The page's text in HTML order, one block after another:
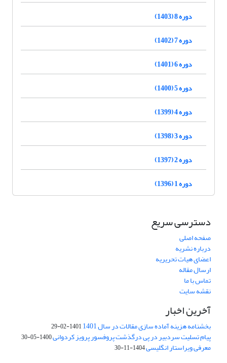
دوره 8 (1403)
دوره 7 (1402)
دوره 6 (1401)
دوره 5 (1400)
دوره 4 (1399)
دوره 3 (1398)
دوره 2 (1397)
دوره 1 (1396)
دسترسی سریع
صفحه اصلی
درباره نشریه
اعضای هیات تحریریه
ارسال مقاله
تماس با ما
نقشه سایت
آخرین اخبار
بخشنامه هزینه آماده سازی مقالات در سال 1401 1401-02-29
پیام تسلیت سردبیر در پی درگذشت پروفسور پرویز کردوانی1400-05-30
معرفی ویراستار انگلیسی1404-11-30